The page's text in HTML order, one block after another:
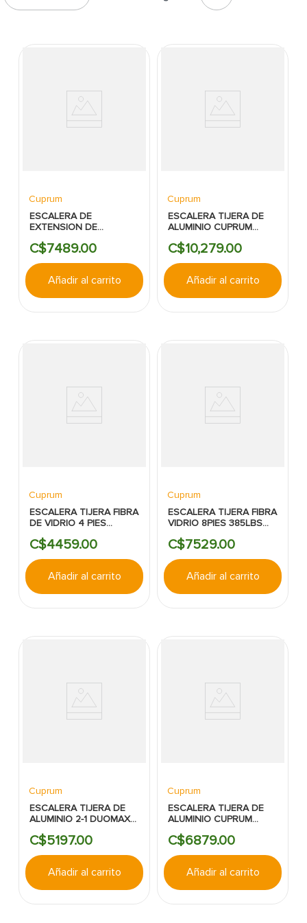
Cuprum
ESCALERA DE
EXTENSION DE
16PIES 330LBS
C$7489.00
Añadir al carrito
Cuprum
ESCALERA TIJERA DE
ALUMINIO CUPRUM
C$10,279.00
Añadir al carrito
Cuprum
ESCALERA TIJERA FIBRA
DE VIDRIO 4 PIES
C$4459.00
Añadir al carrito
Cuprum
ESCALERA TIJERA FIBRA
VIDRIO 8PIES 385LBS
C$7529.00
Añadir al carrito
Cuprum
ESCALERA TIJERA DE
ALUMINIO 2-1 DUOMAX
C$5197.00
Añadir al carrito
Cuprum
ESCALERA TIJERA DE
ALUMINIO CUPRUM
C$6879.00
Añadir al carrito
pantry